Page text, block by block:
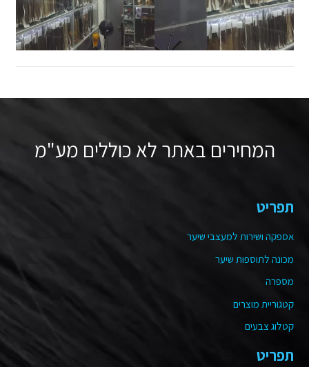
המחירים באתר לא כוללים מע"מ
תפריט
אספקה ושירות למעצבי שיער
מכונה לתוספות שיער
מספרה
קטגוריית מוצרים
קטלוג צבעים
תפריט